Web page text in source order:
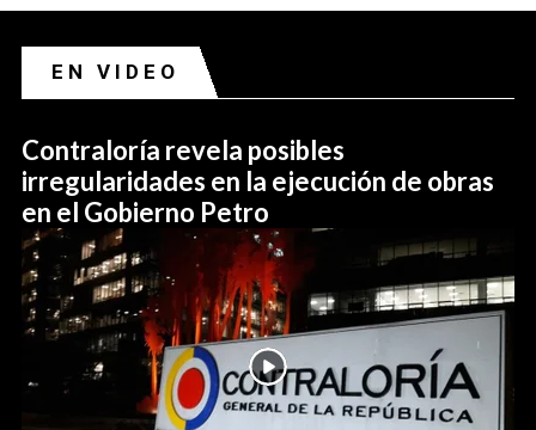
EN VIDEO
Contraloría revela posibles
irregularidades en la ejecución de obras
en el Gobierno Petro